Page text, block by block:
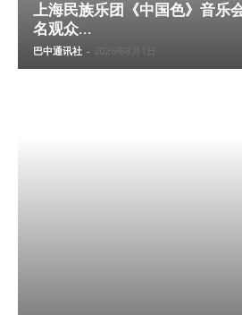
上海民族乐团《中国色》音乐
名观众...
巴中通讯社 - 2026年8月1日